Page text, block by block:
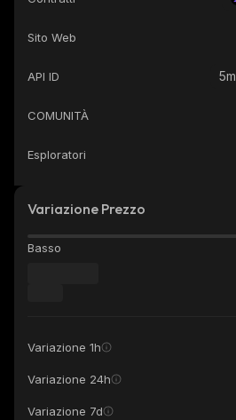
Sito Web
API ID
COMUNITÀ
Esploratori
Variazione Prezzo
Basso
Variazione 1h
Variazione 24h
Variazione 7d